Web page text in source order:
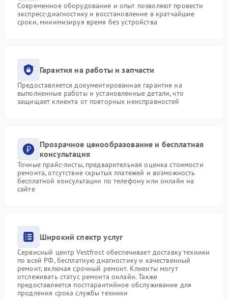
Современное оборудование и опыт позволяют провести
экспресс-диагностику и восстановление в кратчайшие
сроки, минимизируя время без устройства
Гарантия на работы и запчасти
Предоставляется документированная гарантия на
выполненные работы и установленные детали, что
защищает клиента от повторных неисправностей
Прозрачное ценообразование и бесплатная
консультация
Точные прайс-листы, предварительная оценка стоимости
ремонта, отсутствие скрытых платежей и возможность
бесплатной консультации по телефону или онлайн на
сайте
Широкий спектр услуг
Сервисный центр Vestfrost обеспечивает доставку техники
по всей РФ, бесплатную диагностику и качественный
ремонт, включая срочный ремонт. Клиенты могут
отслеживать статус ремонта онлайн. Также
предоставляется постгарантийное обслуживание для
продления срока службы техники